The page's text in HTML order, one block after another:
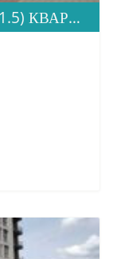
ПРОДАЄТЬСЯ ПІВТОРАШКА (1.5) КВАРТИРА З ІДЕАЛЬНОЮ ЛОКАЦІЄЮ, ЖК HOME